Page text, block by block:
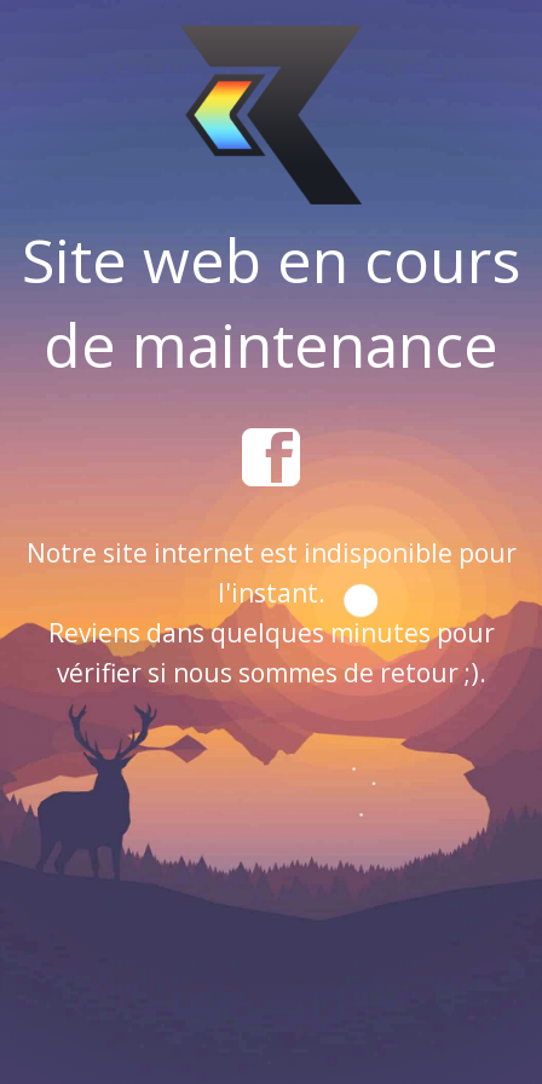
Site web en cours
de maintenance
Notre site internet est indisponible pour
l'instant.
Reviens dans quelques minutes pour
vérifier si nous sommes de retour ;).